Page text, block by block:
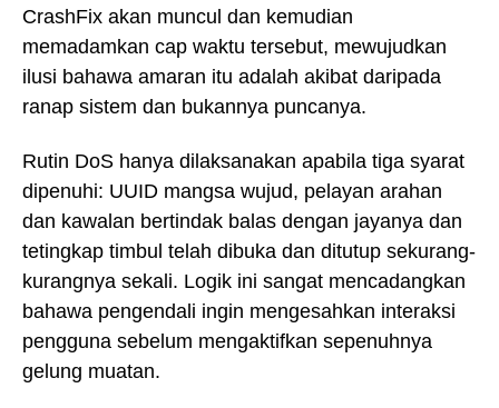
CrashFix akan muncul dan kemudian
memadamkan cap waktu tersebut, mewujudkan
ilusi bahawa amaran itu adalah akibat daripada
ranap sistem dan bukannya puncanya.
Rutin DoS hanya dilaksanakan apabila tiga syarat
dipenuhi: UUID mangsa wujud, pelayan arahan
dan kawalan bertindak balas dengan jayanya dan
tetingkap timbul telah dibuka dan ditutup sekurang-
kurangnya sekali. Logik ini sangat mencadangkan
bahawa pengendali ingin mengesahkan interaksi
pengguna sebelum mengaktifkan sepenuhnya
gelung muatan.